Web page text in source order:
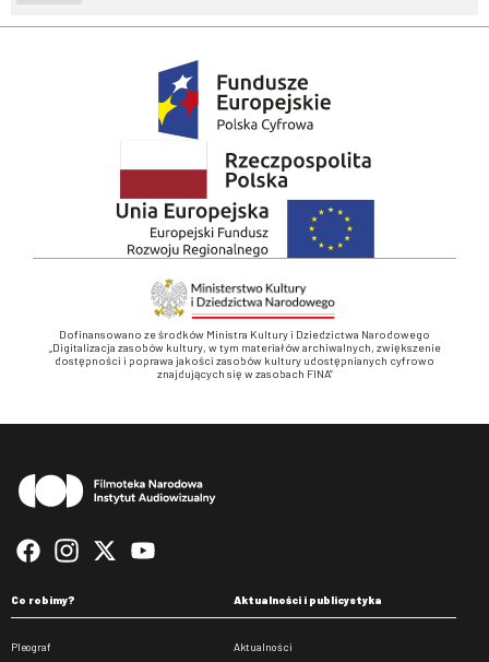
Dofinansowano ze środków Ministra Kultury i Dziedzictwa Narodowego
„Digitalizacja zasobów kultury, w tym materiałów archiwalnych, zwiększenie
dostępności i poprawa jakości zasobów kultury udostępnianych cyfrowo
znajdujących się w zasobach FINA”
Co robimy?
Pleograf
Aktualności i publicystyka
Aktualności